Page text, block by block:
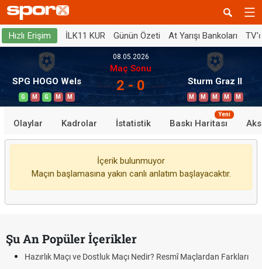
Hızlı Erişim İLK11 KUR Günün Özeti At Yarışı Bankoları
SPG HOGO Wels
G M G M M
08.05.2026
Maç Sonu
2 - 0 Sturm Graz II
M M M M M
Olaylar Kadrolar İstatistik Baskı Haritası
Yeni
İçerik bulunmuyor
Maçın başlamasına yakın canlı anlatım başlayacaktır.
Şu An Popüler İçerikler
Hazırlık Maçı ve Dostluk Maçı Nedir? Resmî Maçlardan Farkları